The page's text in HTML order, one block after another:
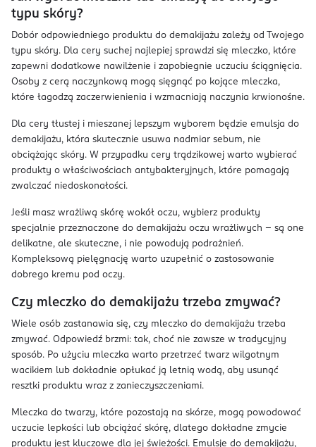
typu skóry?
Dobór odpowiedniego produktu do demakijażu zależy od Twojego
typu skóry. Dla cery suchej najlepiej sprawdzi się mleczko, które
zapewni dodatkowe nawilżenie i zapobiegnie uczuciu ściągnięcia.
Osoby z cerą naczynkową mogą sięgnąć po kojące mleczka,
które łagodzą zaczerwienienia i wzmacniają naczynia krwionośne.
Dla cery tłustej i mieszanej lepszym wyborem będzie emulsja do
demakijażu, która skutecznie usuwa nadmiar sebum, nie
obciążając skóry. W przypadku cery trądzikowej warto wybierać
produkty o właściwościach antybakteryjnych, które pomagają
zwalczać niedoskonałości.
Jeśli masz wrażliwą skórę wokół oczu, wybierz produkty
specjalnie przeznaczone do demakijażu oczu wrażliwych – są one
delikatne, ale skuteczne, i nie powodują podrażnień.
Kompleksową pielęgnację warto uzupełnić o zastosowanie
dobrego kremu pod oczy.
Czy mleczko do demakijażu trzeba zmywać?
Wiele osób zastanawia się, czy mleczko do demakijażu trzeba
zmywać. Odpowiedź brzmi: tak, choć nie zawsze w tradycyjny
sposób. Po użyciu mleczka warto przetrzeć twarz wilgotnym
wacikiem lub dokładnie opłukać ją letnią wodą, aby usunąć
resztki produktu wraz z zanieczyszczeniami.
Mleczka do twarzy, które pozostają na skórze, mogą powodować
uczucie lepkości lub obciążać skórę, dlatego dokładne zmycie
produktu jest kluczowe dla jej świeżości. Emulsje do demakijażu,